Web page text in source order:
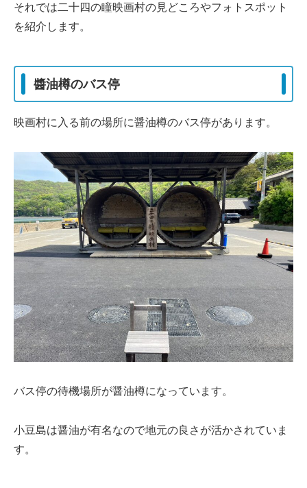
それでは二十四の瞳映画村の見どころやフォトスポット
を紹介します。
醬油樽のバス停
映画村に入る前の場所に醤油樽のバス停があります。
バス停の待機場所が醤油樽になっています。
小豆島は醤油が有名なので地元の良さが活かされていま
す。